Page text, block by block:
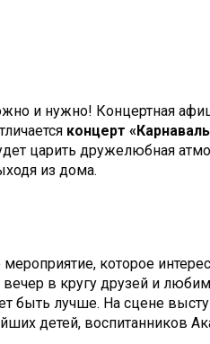
и нужно! Концертная
концерт
царить дружелюбная
из дома.
которое
в кругу друзей и
быть лучше. На сцене
детей, воспитанников